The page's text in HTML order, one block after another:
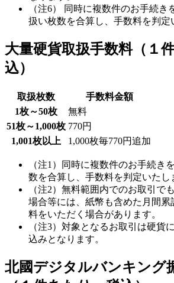
（注6） 同時に複数件のお手続き
扱い枚数を合算し、手数料を判定
大量硬貨取扱手数料（１
込）
取扱枚数
手数料金額
1枚～50枚
無料
51枚～1,000枚 770円
1,001枚以上
1,000枚毎770円追加
（注1）同時に複数件のお手続き
数を合算し、手数料を判定いたし
（注2）無料範囲内でのお取引で
場合等には、紙幣も含めた月間累
料をいただく場合があります。
（注3）対象となるお取引は硬貨
込みとなります。
北國デジタルバンキング